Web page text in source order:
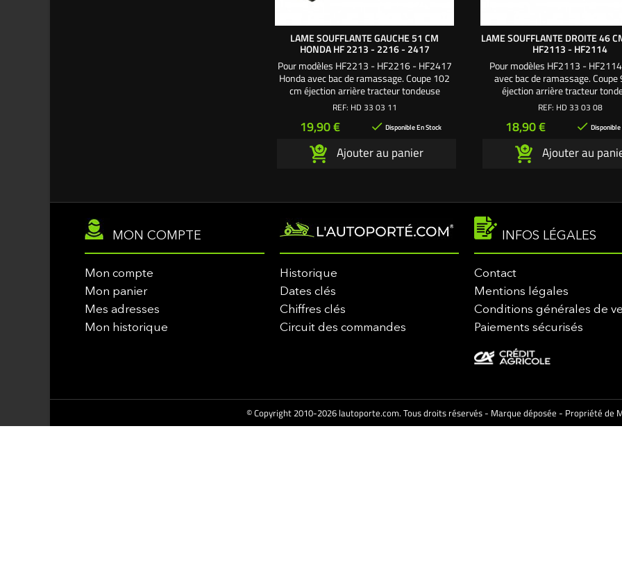
LAME SOUFFLANTE GAUCHE 51 CM
HONDA HF 2213 - 2216 - 2417
Pour modèles HF2213 - HF2216 - HF2417
Honda avec bac de ramassage. Coupe 102
cm éjection arrière tracteur tondeuse
autoportée. Utilisez avec la lame soufflante
REF: HD 33 03 11
Prix
19,90 €  Disponible En Stock
Ajouter au panier
LAME SOUFFLANTE DROITE 46
HF2113 - HF2114
Pour modèles HF2113 -
avec bac de ramassage. Coupe
éjection arrière tracteur
autoportée. Utilisez avec la lame
REF: HD 33 03 08
Prix
18,90 € 
Ajouter au
MON COMPTE
Mon compte
Mon panier
Mes adresses
Mon historique
Historique
Dates clés
Chiffres clés
Circuit des commandes
INFOS LÉGALES
Contact
Mentions légales
Conditions générales de
Paiements sécurisés
© Copyright 2010-2026 lautoporte.com. Tous droits réservés - Marque déposée - Propriété de